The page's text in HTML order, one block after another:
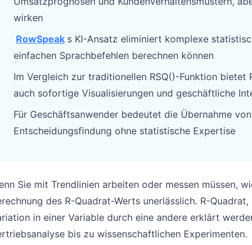
nachverfolgen.
Projekt
Lieferung und Status verwalten.
Analysen
Dashboards, KPI-Reviews und
Community
Diskutieren, Fragen stellen und von
anderen Nutzern lernen.
Schnellstart
Schneller Einstieg für neue Nutzer und
wirken
RowSpeak s KI-Ansatz eliminiert komplexe
einfachen Sprachbefehlen berechnen können
Im Vergleich zur traditionellen RSQ()-Funktion
auch sofortige Visualisierungen und geschäftliche
Für Geschäftsanwender bedeutet die Übernahme
Entscheidungsfindung ohne statistische Expertise
Sie mit Trendlinien arbeiten oder messen müssen,
des R-Quadrat-Werts unerlässlich. R-
in einer Variable durch eine andere erklärt
bis zu wissenschaftlichen Experimenten.